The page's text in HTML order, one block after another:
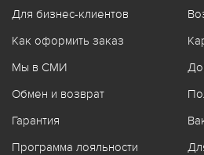
Для бизнес-клиентов
Как оформить заказ
Мы в СМИ
Обмен и возврат
Гарантия
Программа лояльности